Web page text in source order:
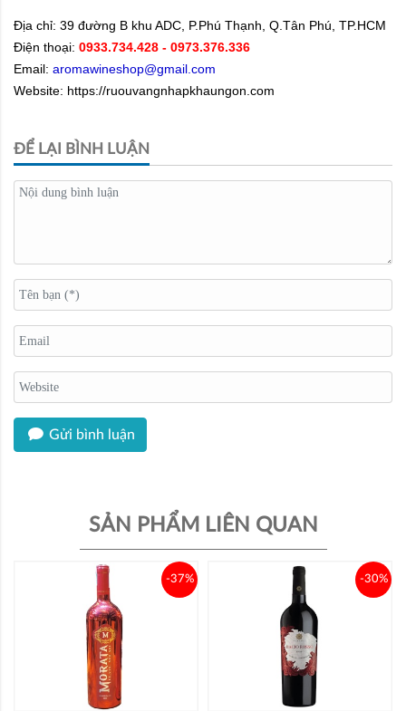
Địa chỉ: 39 đường B khu ADC, P.Phú Thạnh, Q.Tân Phú, TP.HCM
Điện thoại: 0933.734.428 - 0973.376.336
Email: aromawineshop@gmail.com
Website: https://ruouvangnhapkhaungon.com
ĐỂ LẠI BÌNH LUẬN
Gửi bình luận
SẢN PHẨM LIÊN QUAN
-37% -30%